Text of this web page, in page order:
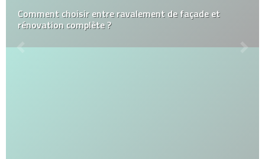
Comment choisir entre ravalement de façade et
rénovation complète ?